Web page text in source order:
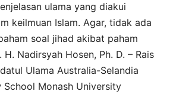
ulama yang diakui
keilmuan Islam. Agar, tidak ada
soal jihad akibat paham
Nadirsyah Hosen, Ph. D. – Rais
Ulama Australia-Selandia
School Monash University